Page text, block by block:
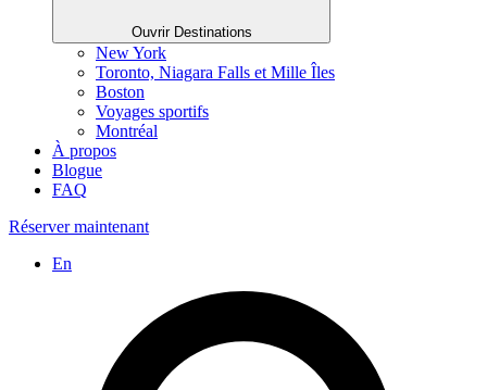
Ouvrir Destinations
New York
Toronto, Niagara Falls et Mille Îles
Boston
Voyages sportifs
Montréal
À propos
Blogue
FAQ
Réserver maintenant
En